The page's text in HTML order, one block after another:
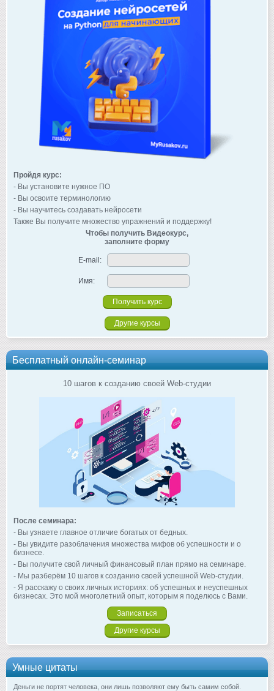
Пройдя курс:
- Вы установите нужное ПО
- Вы освоите терминологию
- Вы научитесь создавать нейросети
Также Вы получите множество упражнений и поддержку!
Чтобы получить Видеокурс,
заполните форму
E-mail:
Имя:
Другие курсы
Бесплатный онлайн-семинар
10 шагов к созданию своей Web-студии
После семинара:
- Вы узнаете главное отличие богатых от бедных.
- Вы увидите разоблачения множества мифов об успешности и о
бизнесе.
- Вы получите свой личный финансовый план прямо на семинаре.
- Мы разберём 10 шагов к созданию своей успешной Web-студии.
- Я расскажу о своих личных историях: об успешных и неуспешных
бизнесах. Это мой многолетний опыт, которым я поделюсь с Вами.
Записаться
Другие курсы
Умные цитаты
Деньги не портят человека, они лишь позволяют ему быть самим собой.